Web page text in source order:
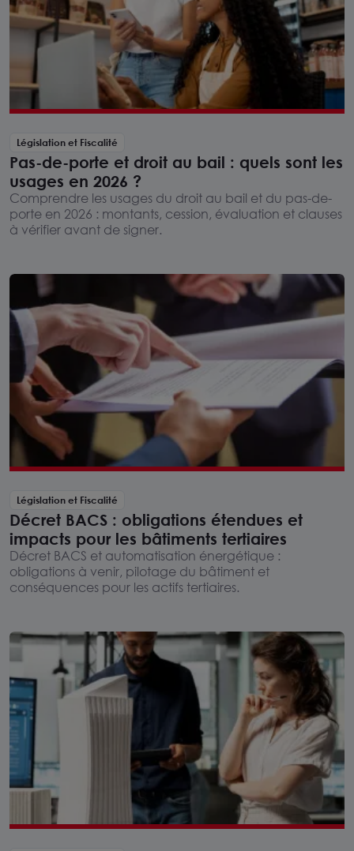
Législation et Fiscalité
Pas-de-porte et droit au bail : quels sont les
usages en 2026 ?
Comprendre les usages du droit au bail et du pas-de-
porte en 2026 : montants, cession, évaluation et clauses
à vérifier avant de signer.
Législation et Fiscalité
Décret BACS : obligations étendues et
impacts pour les bâtiments tertiaires
Décret BACS et automatisation énergétique :
obligations à venir, pilotage du bâtiment et
conséquences pour les actifs tertiaires.